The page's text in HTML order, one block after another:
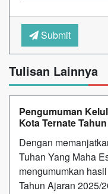
Submit
Tulisan Lainnya
Pengumuman
Kota Ternate
Dengan
Tuhan Yang Maha
mengumumkan
Tahun Ajaran 2025/